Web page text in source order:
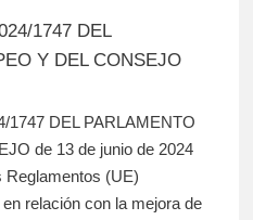
1747 DEL
Y DEL CONSEJO
1747 DEL PARLAMENTO
de 13 de junio de 2024
Reglamentos (UE)
relación con la mejora de